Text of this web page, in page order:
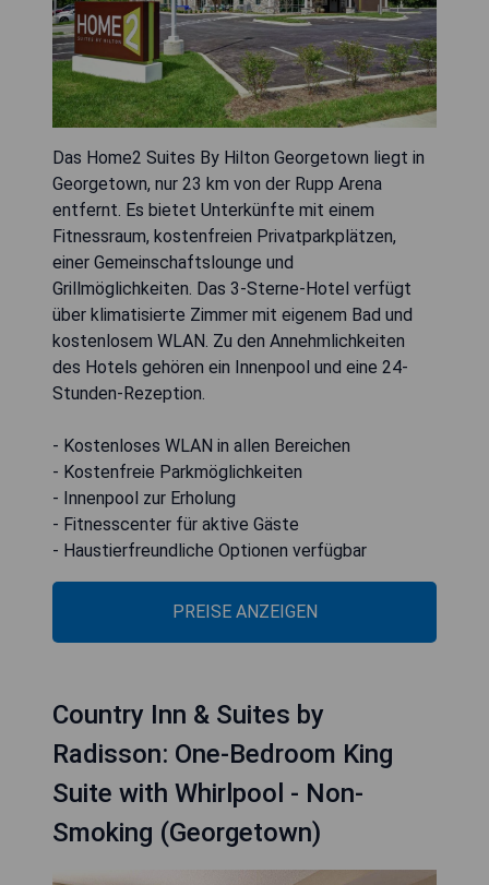
Das Home2 Suites By Hilton Georgetown liegt in
Georgetown, nur 23 km von der Rupp Arena
entfernt. Es bietet Unterkünfte mit einem
Fitnessraum, kostenfreien Privatparkplätzen,
einer Gemeinschaftslounge und
Grillmöglichkeiten. Das 3-Sterne-Hotel verfügt
über klimatisierte Zimmer mit eigenem Bad und
kostenlosem WLAN. Zu den Annehmlichkeiten
des Hotels gehören ein Innenpool und eine 24-
Stunden-Rezeption.
- Kostenloses WLAN in allen Bereichen
- Kostenfreie Parkmöglichkeiten
- Innenpool zur Erholung
- Fitnesscenter für aktive Gäste
- Haustierfreundliche Optionen verfügbar
PREISE ANZEIGEN
Country Inn & Suites by
Radisson: One-Bedroom King
Suite with Whirlpool - Non-
Smoking (Georgetown)